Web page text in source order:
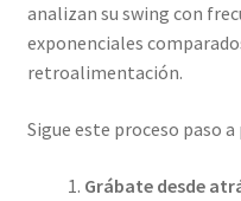
analizan su swing con
exponenciales
retroalimentación.
Sigue este proceso paso a
Grábate desde